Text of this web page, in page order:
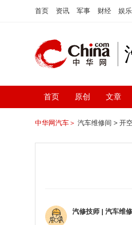
首页 资讯 军事 财经 娱乐
首页 原创 文章
中华网汽车＞ 汽车维修间 > 开
汽修技师 | 汽车维